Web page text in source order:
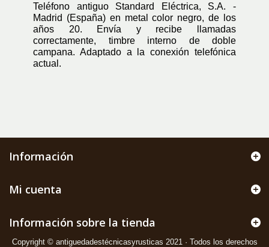
Teléfono antiguo Standard Eléctrica, S.A. -
Madrid (España) en metal color negro, de los
años 20. Envía y recibe llamadas
correctamente, timbre interno de doble
campana. Adaptado a la conexión telefónica
actual.
Información
Mi cuenta
Información sobre la tienda
Copyright © antiguedadestécnicasyrusticas 2021 · Todos los derechos